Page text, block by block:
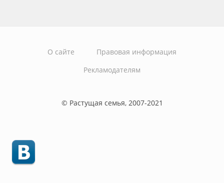
О сайте
Правовая информация
Рекламодателям
© Растущая семья, 2007-2021